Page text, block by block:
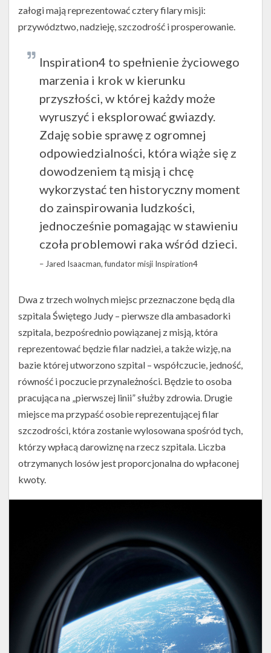
Jared
Isaacman
załogi mają reprezentować cztery filary misji:
przywództwo, nadzieję, szczodrość i prosperowanie.
Inspiration4 to spełnienie życiowego
marzenia i krok w kierunku
przyszłości, w której każdy może
wyruszyć i eksplorować gwiazdy.
Zdaję sobie sprawę z ogromnej
odpowiedzialności, która wiąże się z
dowodzeniem tą misją i chcę
wykorzystać ten historyczny moment
do zainspirowania ludzkości,
jednocześnie pomagając w stawieniu
czoła problemowi raka wśród dzieci.
– Jared Isaacman, fundator misji Inspiration4
Dwa z trzech wolnych miejsc przeznaczone będą dla
szpitala Świętego Judy – pierwsze dla ambasadorki
szpitala, bezpośrednio powiązanej z misją, która
reprezentować będzie filar nadziei, a także wizję, na
bazie której utworzono szpital – współczucie, jedność,
równość i poczucie przynależności. Będzie to osoba
pracująca na „pierwszej linii” służby zdrowia. Drugie
miejsce ma przypaść osobie reprezentującej filar
szczodrości, która zostanie wylosowana spośród tych,
którzy wpłacą darowiznę na rzecz szpitala. Liczba
otrzymanych losów jest proporcjonalna do wpłaconej
kwoty.